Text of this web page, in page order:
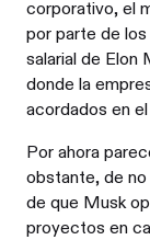
corporativo, el
por parte de
salarial de Elon
donde la
acordados en
Por ahora
obstante, de
de que Musk
proyectos en